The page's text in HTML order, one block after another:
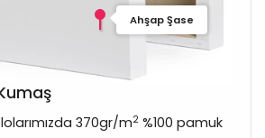
Ahşap Şase
370gr/m2 %100 pamuk